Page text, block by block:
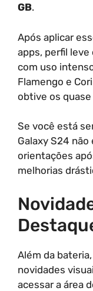
GB.
Após aplicar
apps, perfil leve
com uso
Flamengo e
obtive os
Se você está
Galaxy S24
orientações
melhorias
Além da
novidades
acessar a área